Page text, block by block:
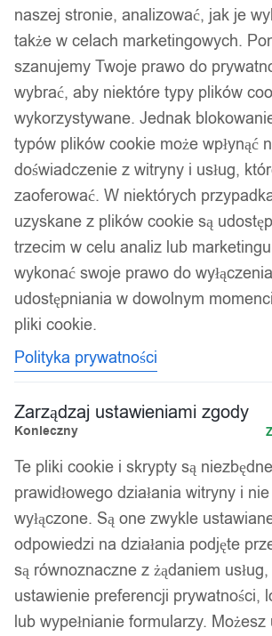
Wobler przynęta
szczupak sandacz
skuteczny 9cm
29,99zł
Darmowa dostawa od 90 zł
Dostawa w 24h
Zamówienia złożone do 14:00 wysyłamy
Dostawa w 24h
Zamówienia złożone do 14:00 wysyłamy
Kod produktu:
Dostępny w magazynie - szybka dostawa
Dodaj do
Zamówienia złożone do 14:00 w dni
samego dnia.
naszej stronie, analizować, jak je
także w celach marketingowych.
szanujemy Twoje prawo do
wybrać, aby niektóre typy plików
wykorzystywane. Jednak
typów plików cookie może wpłynąć
doświadczenie z witryny i usług,
zaoferować. W niektórych
uzyskane z plików cookie są
trzecim w celu analiz lub
wykonać swoje prawo do
udostępniania w dowolnym
pliki cookie.
Polityka prywatności
Zarządzaj ustawieniami zgody
Konieczny
Te pliki cookie i skrypty są
prawidłowego działania witryny i
wyłączone. Są one zwykle
odpowiedzi na działania podjęte
są równoznaczne z żądaniem
ustawienie preferencji prywatności,
lub wypełnianie formularzy. Możesz